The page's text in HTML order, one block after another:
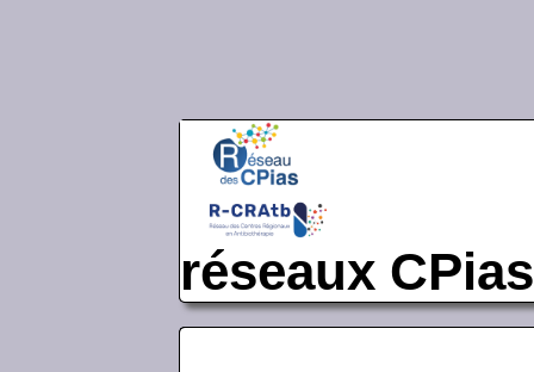
réseaux